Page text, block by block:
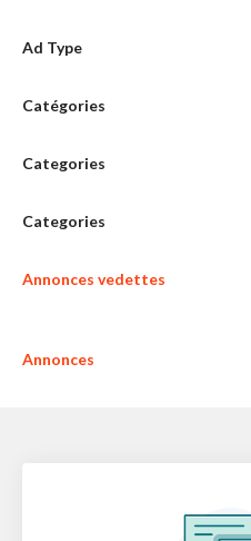
Ad Type
Catégories
Categories
Categories
Annonces vedettes
Annonces